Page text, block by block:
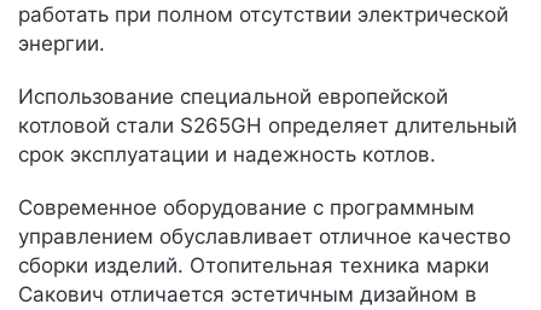
работать при полном отсутствии электрической
энергии.
Использование специальной европейской
котловой стали S265GH определяет длительный
срок эксплуатации и надежность котлов.
Современное оборудование с программным
управлением обуславливает отличное качество
сборки изделий. Отопительная техника марки
Сакович отличается эстетичным дизайном в